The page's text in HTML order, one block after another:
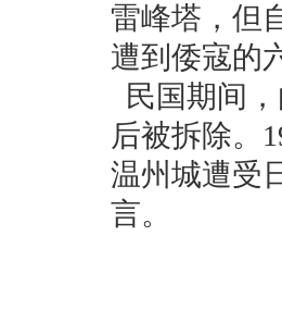
雷峰塔，但
遭到倭寇的
民国期间
后被拆除。
温州城遭受
言。